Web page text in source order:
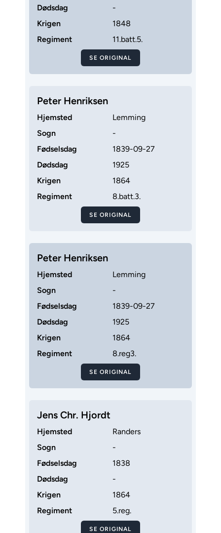
Dødsdag
-
Krigen
1848
Regiment
11.batt.5.
SE ORIGINAL
Peter Henriksen
Hjemsted
Lemming
Sogn
-
Fødselsdag
1839-09-27
Dødsdag
1925
Krigen
1864
Regiment
8.batt.3.
SE ORIGINAL
Peter Henriksen
Hjemsted
Lemming
Sogn
-
Fødselsdag
1839-09-27
Dødsdag
1925
Krigen
1864
Regiment
8.reg3.
SE ORIGINAL
Jens Chr. Hjordt
Hjemsted
Randers
Sogn
-
Fødselsdag
1838
Dødsdag
-
Krigen
1864
Regiment
5.reg.
SE ORIGINAL